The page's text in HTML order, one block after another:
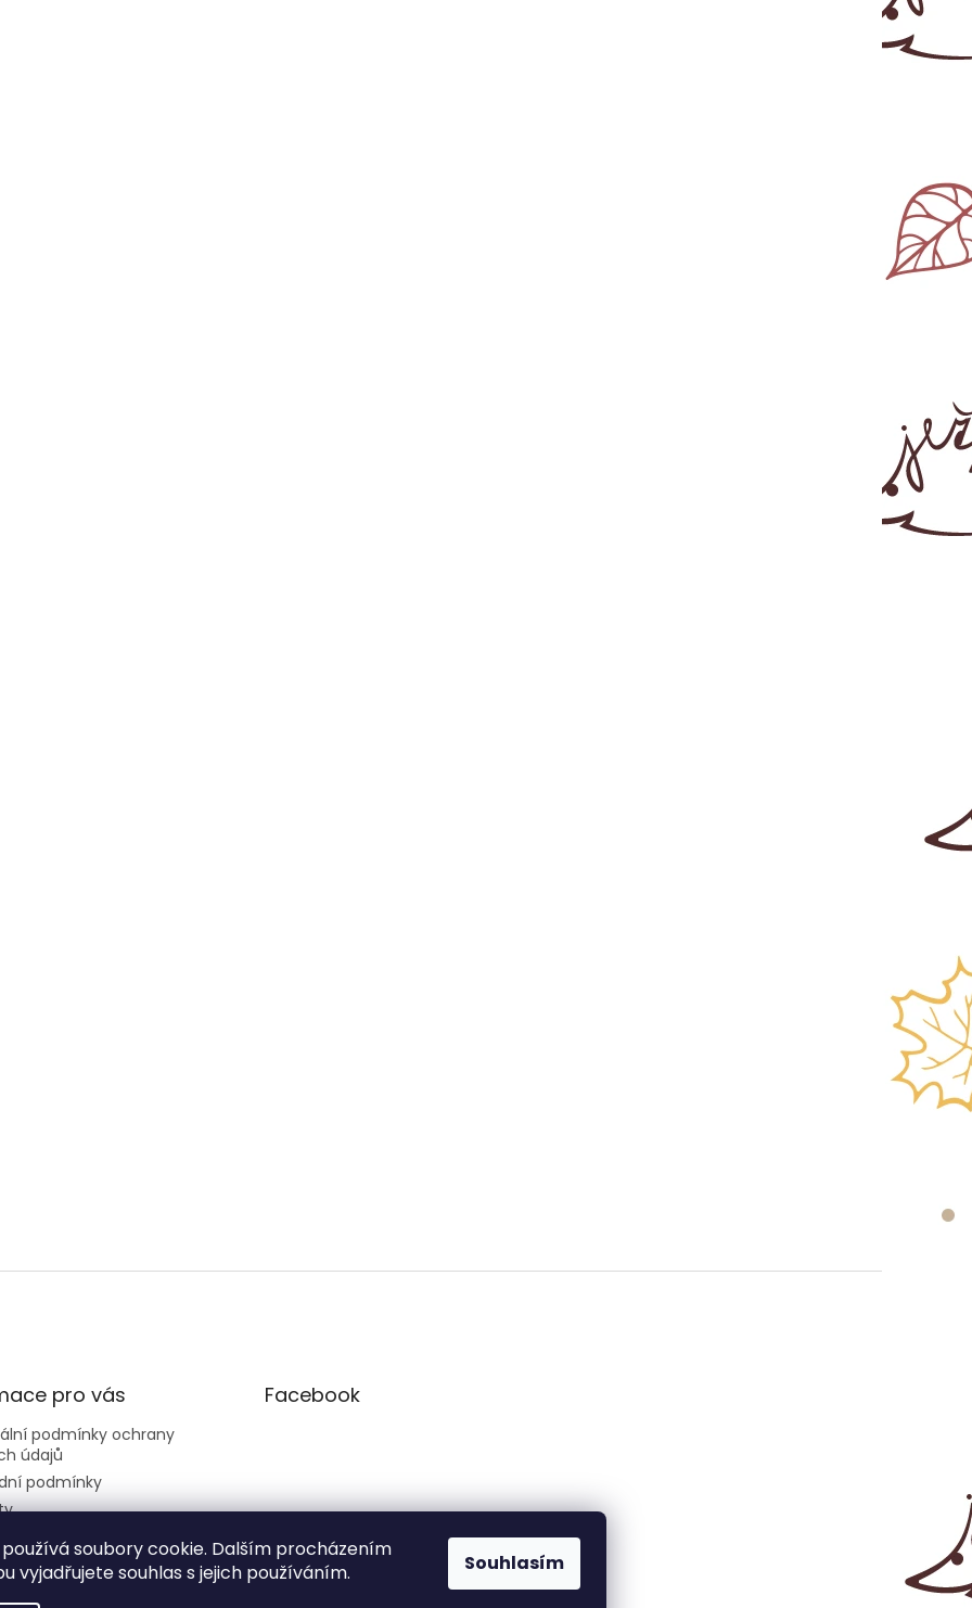
soubory cookie. Dalším procházením
vyjadřujete souhlas s jejich používáním.
Souhlasím
pro vás
podmínky ochrany
údajů
podmínky
Facebook